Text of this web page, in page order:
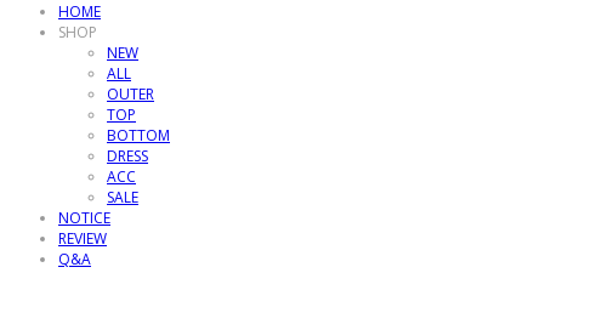
HOME
SHOP
NEW
ALL
OUTER
TOP
BOTTOM
DRESS
ACC
SALE
NOTICE
REVIEW
Q&A